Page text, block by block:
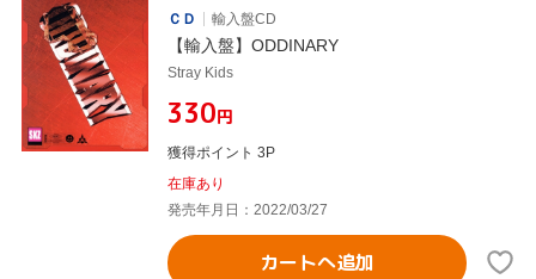
ＣＤ
輸入盤CD
【輸入盤】ODDINARY
Stray Kids
¥330円
獲得ポイント 3P
在庫あり
発売年月日：2022/03/27
カートへ追加